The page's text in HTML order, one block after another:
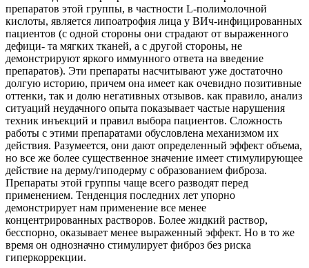
препаратов этой группы, в частности L-полимолочной
кислоты, является липоатрофия лица у ВИч-инфицированных
пациентов (с одной стороны они страдают от выраженного
дефици- та мягких тканей, а с другой стороны, не
демонстрируют яркого иммунного ответа на введение
препаратов). Эти препараты насчитывают уже достаточно
долгую историю, причем она имеет как очевидно позитивные
оттенки, так и долю негативных отзывов. как правило, анализ
ситуаций неудачного опыта показывает частые нарушения
техник инъекций и правил выбора пациентов. Сложность
работы с этими препаратами обусловлена механизмом их
действия. Разумеется, они дают определенный эффект объема,
но все же более существенное значение имеет стимулирующее
действие на дерму/гиподерму с образованием фиброза.
Препараты этой группы чаще всего разводят перед
применением. Тенденция последних лет упорно
демонстрирует нам применение все менее
концентрированных растворов. Более жидкий раствор,
бесспорно, оказывает менее выраженный эффект. Но в то же
время он однозначно стимулирует фиброз без риска
гиперкоррекции.